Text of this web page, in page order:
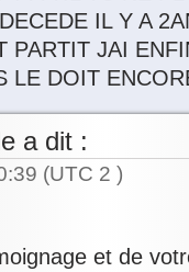
IL Y A
PARTIT JAI
LE DOIT
a dit :
(UTC 2 )
et de